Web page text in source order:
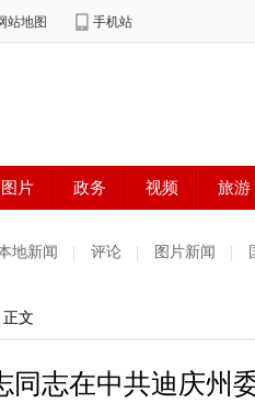
地新闻 评论 图片新闻
正文
同志在中共迪庆州